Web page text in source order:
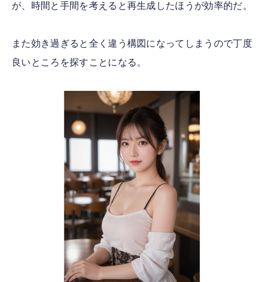
が、時間と手間を考えると再生成したほうが効率的だ。
また効き過ぎると全く違う構図になってしまうので丁度
良いところを探すことになる。